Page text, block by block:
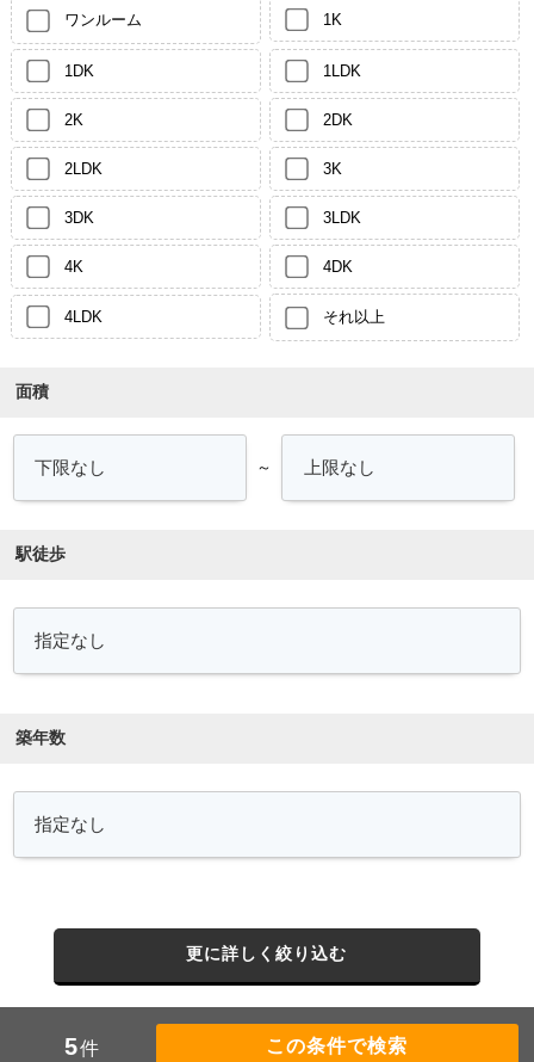
ワンルーム 1K
1DK 1LDK
2K 2DK
2LDK 3K
3DK 3LDK
4K 4DK
4LDK それ以上
面積
～
駅徒歩
築年数
更に詳しく絞り込む
5件